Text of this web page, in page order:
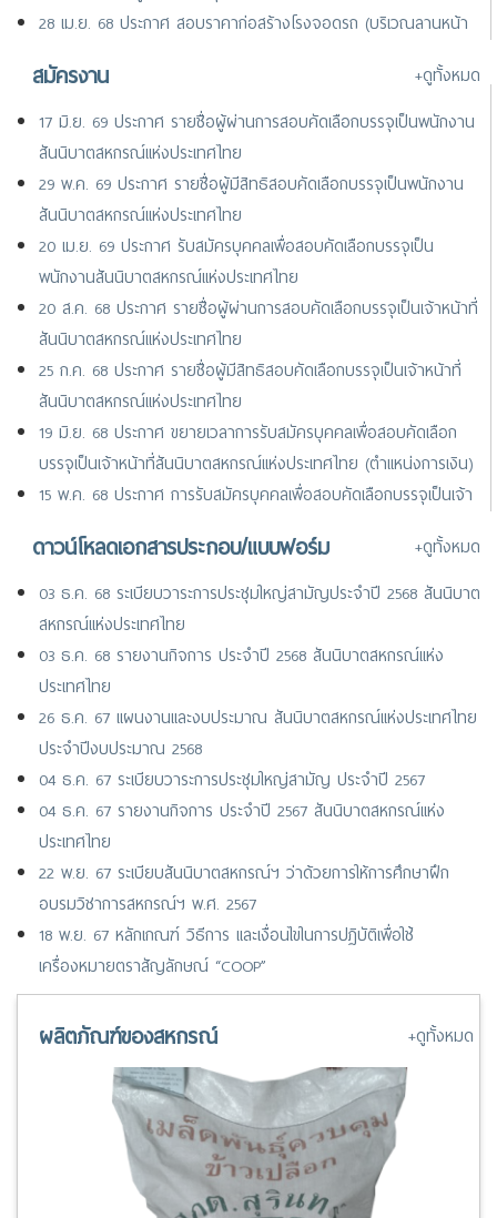
28 เม.ย. 68 ประกาศ สอบราคาก่อสร้างโรงจอดรถ (บริเวณลานหน้า
25 เม.ย. 68 ประกาศ ยกเลิกประกาศสอบราคาก่อสร้างโรงจอดรถ
(บริเวณลานหน้าพระอนุสาวรีย์พระบิดา และหน้าศูนย์แสดงสินค้าฯ)
สมัครงาน
+ดูทั้งหมด
17 มิ.ย. 69 ประกาศ รายชื่อผู้ผ่านการสอบคัดเลือกบรรจุเป็นพนักงาน
สันนิบาตสหกรณ์แห่งประเทศไทย
29 พ.ค. 69 ประกาศ รายชื่อผู้มีสิทธิสอบคัดเลือกบรรจุเป็นพนักงาน
สันนิบาตสหกรณ์แห่งประเทศไทย
20 เม.ย. 69 ประกาศ รับสมัครบุคคลเพื่อสอบคัดเลือกบรรจุเป็น
พนักงานสันนิบาตสหกรณ์แห่งประเทศไทย
20 ส.ค. 68 ประกาศ รายชื่อผู้ผ่านการสอบคัดเลือกบรรจุเป็นเจ้าหน้าที่
สันนิบาตสหกรณ์แห่งประเทศไทย
25 ก.ค. 68 ประกาศ รายชื่อผู้มีสิทธิสอบคัดเลือกบรรจุเป็นเจ้าหน้าที่
สันนิบาตสหกรณ์แห่งประเทศไทย
19 มิ.ย. 68 ประกาศ ขยายเวลาการรับสมัครบุคคลเพื่อสอบคัดเลือก
บรรจุเป็นเจ้าหน้าที่สันนิบาตสหกรณ์แห่งประเทศไทย (ตำแหน่งการเงิน)
15 พ.ค. 68 ประกาศ การรับสมัครบุคคลเพื่อสอบคัดเลือกบรรจุเป็นเจ้า
24 มิ.ย. 67 ประกาศ รายชื่อผู้ผ่านการสอบคัดเลือกบรรจุเป็นเจ้าหน้าที่
และพนักงานสันนิบาตสหกรณ์แห่งประเทศไทย
ดาวน์โหลดเอกสารประกอบ/แบบฟอร์ม
+ดูทั้งหมด
03 ธ.ค. 68 ระเบียบวาระการประชุมใหญ่สามัญประจำปี 2568 สันนิบาต
สหกรณ์แห่งประเทศไทย
03 ธ.ค. 68 รายงานกิจการ ประจำปี 2568 สันนิบาตสหกรณ์แห่ง
ประเทศไทย
26 ธ.ค. 67 แผนงานและงบประมาณ สันนิบาตสหกรณ์แห่งประเทศไทย
ประจำปีงบประมาณ 2568
04 ธ.ค. 67 ระเบียบวาระการประชุมใหญ่สามัญ ประจำปี 2567
04 ธ.ค. 67 รายงานกิจการ ประจำปี 2567 สันนิบาตสหกรณ์แห่ง
ประเทศไทย
22 พ.ย. 67 ระเบียบสันนิบาตสหกรณ์ฯ ว่าด้วยการให้การศึกษาฝึก
อบรมวิชาการสหกรณ์ฯ พ.ศ. 2567
18 พ.ย. 67 หลักเกณฑ์ วิธีการ และเงื่อนไขในการปฏิบัติเพื่อใช้
เครื่องหมายตราสัญลักษณ์ “COOP”
13 มี.ค. 67 ระเบียบสันนิบาตสหกรณ์ฯ ว่าด้วยสันนิบาตจังหวัด พ.ศ.
2562
ผลิตภัณฑ์ของสหกรณ์ +ดูทั้งหมด